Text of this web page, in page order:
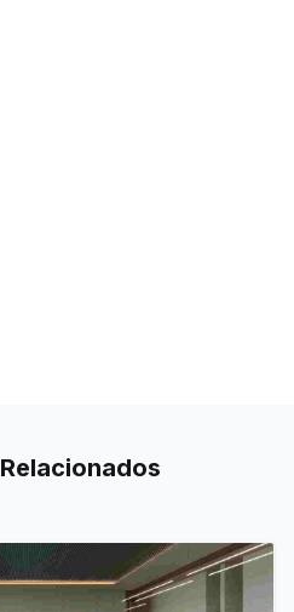
Relacionados